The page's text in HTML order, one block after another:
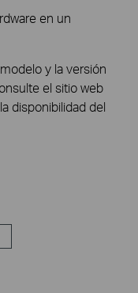
en un
y la versión
el sitio web
disponibilidad del